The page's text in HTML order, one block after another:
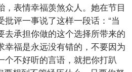
，表情幸福羡煞众人。她在节目
评一事说了这样一段话：“当
去承担你做的这个选择所带来的
幸福是永远没有错的，不要因为
个不好听的言语，就把你打趴